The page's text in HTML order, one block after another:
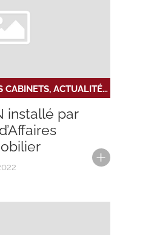
ACTUALITÉS DES CABINETS, ACTUALITÉS DU RÉSEAU, NOUVELLE INSTALLATION
installé par